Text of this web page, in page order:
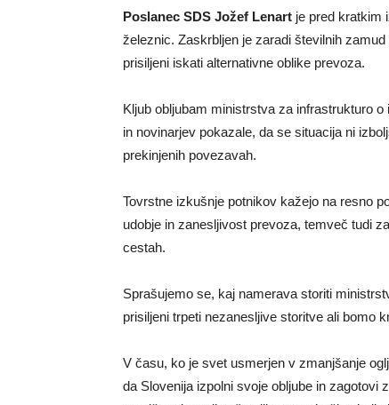
Poslanec SDS Jožef Lenart je pred kratkim
železnic. Zaskrbljen je zaradi številnih
prisiljeni iskati alternativne oblike prevoza.
Kljub obljubam ministrstva za infrastrukturo
in novinarjev pokazale, da se situacija ni
prekinjenih povezavah.
Tovrstne izkušnje potnikov kažejo na resno
udobje in zanesljivost prevoza, temveč tudi
cestah.
Sprašujemo se, kaj namerava storiti
prisiljeni trpeti nezanesljive storitve ali bomo
V času, ko je svet usmerjen v zmanjšanje
da Slovenija izpolni svoje obljube in